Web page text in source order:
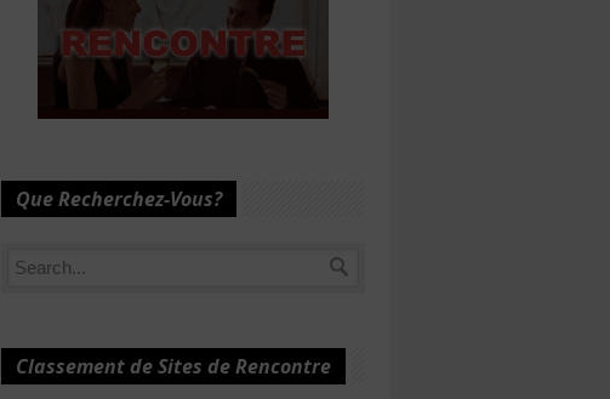
Que Recherchez-Vous?
Classement de Sites de Rencontre